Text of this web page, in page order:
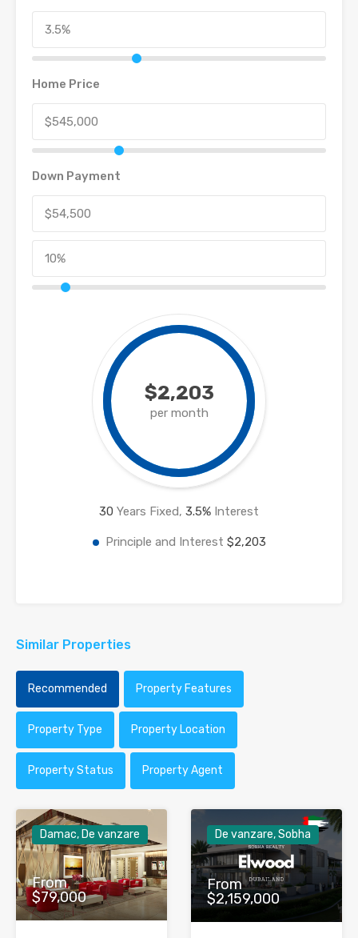
Home Price
Down Payment
$2,203
per month
30 Years Fixed, 3.5% Interest
Principle and Interest $2,203
Similar Properties
Recommended Property Features
Property Type Property Location
Property Status Property Agent
Damac, De vanzare
From
$79,000
De vanzare, Sobha
From
$2,159,000